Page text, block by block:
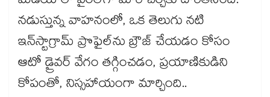
నడుస్తున్న వాహనంలో, ఒక తెలుగు నటి
ఇన్‌స్టాగ్రామ్ ప్రొఫైల్‌ను బ్రౌజ్ చేయడం కోసం
ఆటో డ్రైవర్ వేగం తగ్గించడం, ప్రయాణికుడిని
కోపంతో, నిస్సహాయంగా మార్చింది..